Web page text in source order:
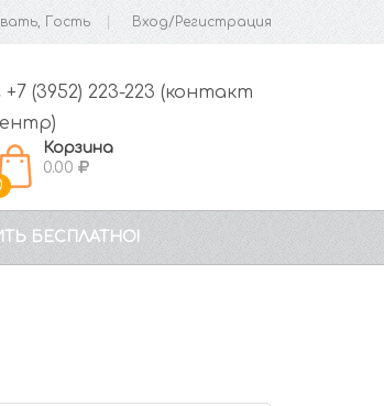
Гость Вход/Регистрация
+7 (3952) 223-223 (контакт
Корзина
0.00
БЕСПЛАТНО!